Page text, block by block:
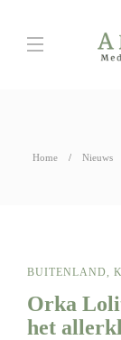
Home Nieuws
BUITENLAND,
Orka
het